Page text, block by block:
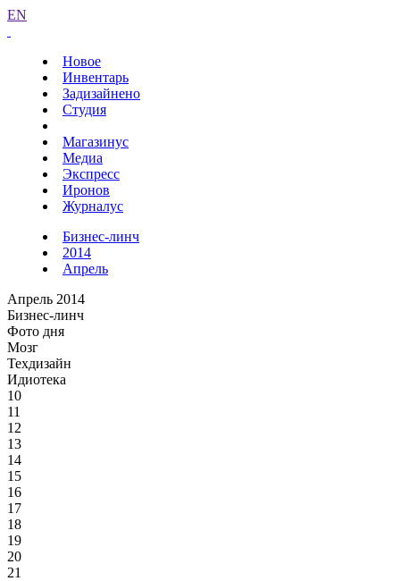
EN
Новое
Инвентарь
Задизайнено
Студия
Магазинус
Медиа
Экспресс
Иронов
Журналус
Бизнес-линч
2014
Апрель
Апрель 2014
Бизнес-линч
Фото дня
Мозг
Техдизайн
Идиотека
10
11
12
13
14
15
16
17
18
19
20
21